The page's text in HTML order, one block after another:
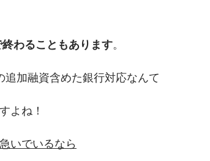
わることもあります。
加融資含めた銀行対応なんて
よね！
急いでいるなら